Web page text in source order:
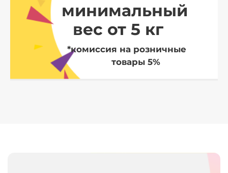
минимальный
вес от 5 кг
*комиссия на розничные
товары 5%